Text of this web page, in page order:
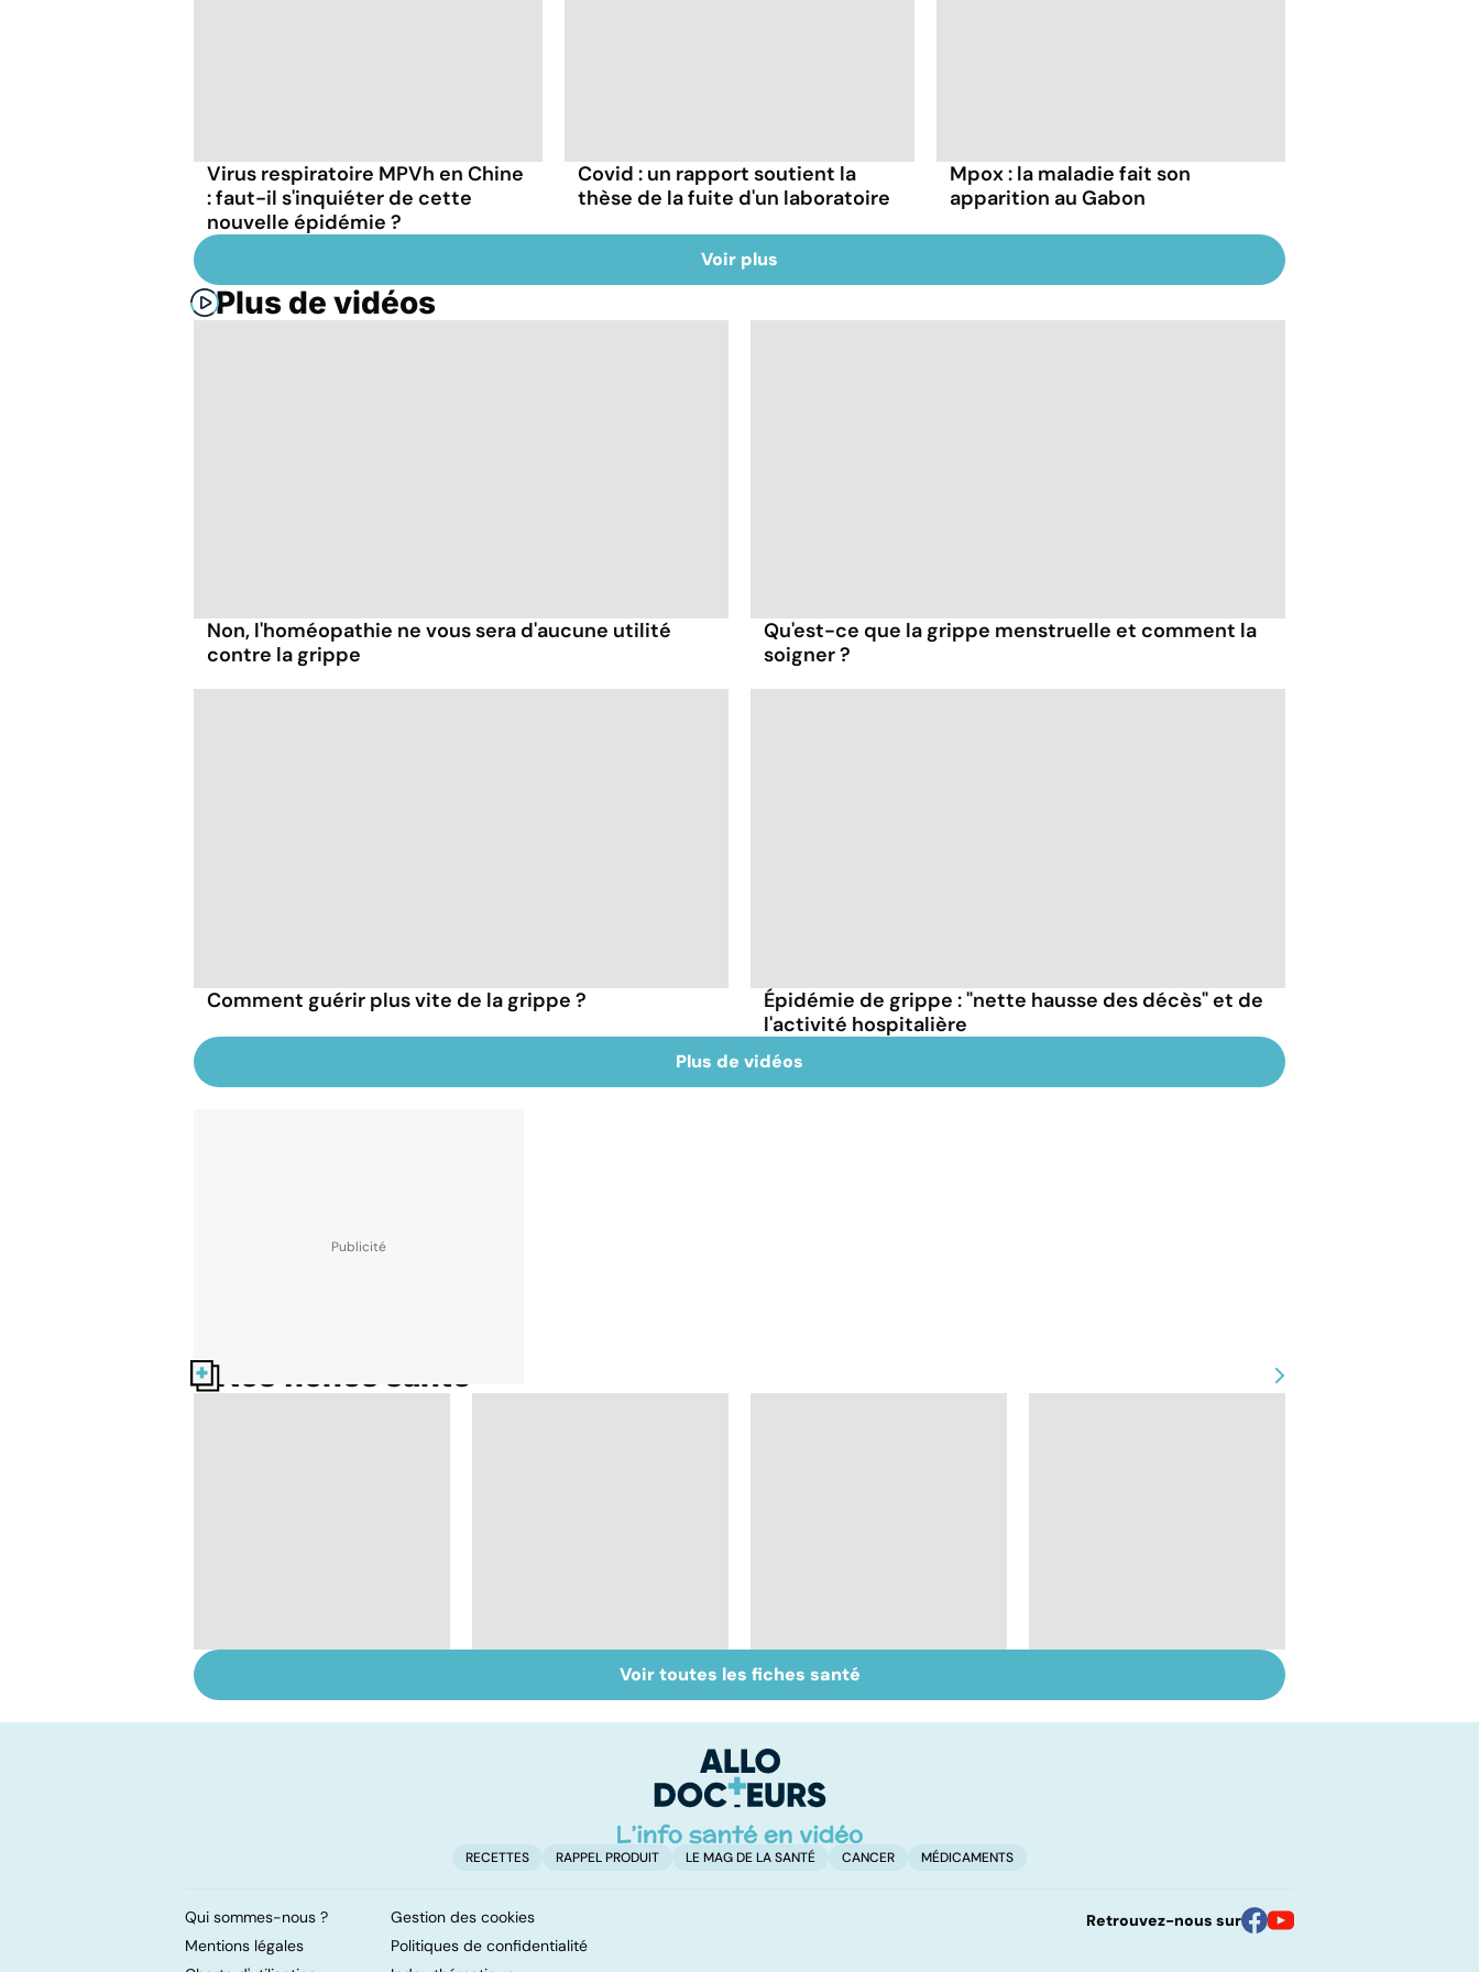
Virus respiratoire MPVh en Chine
: faut-il s'inquiéter de cette
nouvelle épidémie ?
Covid : un rapport soutient la
thèse de la fuite d'un laboratoire
Mpox : la maladie fait son
apparition au Gabon
Voir plus
Plus de vidéos
Non, l'homéopathie ne vous sera d'aucune utilité
contre la grippe
Qu'est-ce que la grippe menstruelle et comment la
soigner ?
Comment guérir plus vite de la grippe ?
Épidémie de grippe : "nette hausse des décès" et de
l'activité hospitalière
Plus de vidéos
Nos fiches santé
infections
Tout savoir sur les
maux du froid
Tout savoir sur le
virus de la grippe
symptômes et quel
Voir toutes les fiches santé
RECETTES RAPPEL PRODUIT LE MAG DE LA SANTÉ CANCER MÉDICAMENTS
Qui sommes-nous ?
Gestion des cookies
Mentions légales
Politiques de confidentialité
Retrouvez-nous sur